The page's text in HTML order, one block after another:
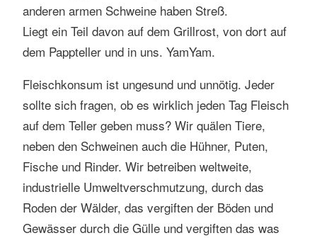
anderen armen Schweine haben Streß.
Liegt ein Teil davon auf dem Grillrost, von dort auf
dem Pappteller und in uns. YamYam.
Fleischkonsum ist ungesund und unnötig. Jeder
sollte sich fragen, ob es wirklich jeden Tag Fleisch
auf dem Teller geben muss? Wir quälen Tiere,
neben den Schweinen auch die Hühner, Puten,
Fische und Rinder. Wir betreiben weltweite,
industrielle Umweltverschmutzung, durch das
Roden der Wälder, das vergiften der Böden und
Gewässer durch die Gülle und vergiften das was